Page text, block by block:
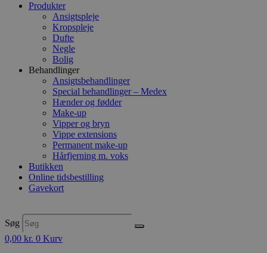
Produkter
Ansigtspleje
Kropspleje
Dufte
Negle
Bolig
Behandlinger
Ansigtsbehandlinger
Special behandlinger – Medex
Hænder og fødder
Make-up
Vipper og bryn
Vippe extensions
Permanent make-up
Hårfjerning m. voks
Butikken
Online tidsbestilling
Gavekort
Søg
0,00 kr. 0 Kurv